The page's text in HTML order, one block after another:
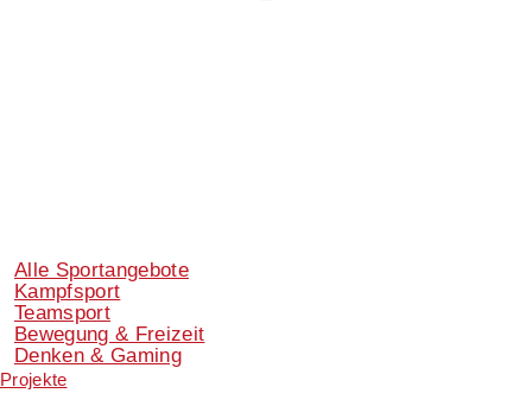
Alle Sportangebote
Kampfsport
Teamsport
Bewegung & Freizeit
Denken & Gaming
Projekte